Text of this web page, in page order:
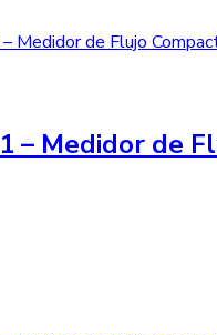
– Medidor de